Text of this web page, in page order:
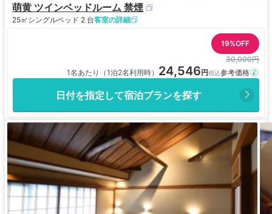
萌黄 ツインベッドルーム 禁煙
25㎡ シングルベッド 2 台客室の詳細
19%OFF
30,000円
1名あたり（1泊2名利用時） 24,546
日付を指定して宿泊プランを探す